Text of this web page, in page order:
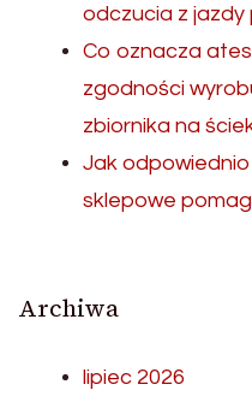
odczucia z
Co oznacza
zgodności
zbiornika na
Jak
sklepowe
Archiwa
lipiec 2026